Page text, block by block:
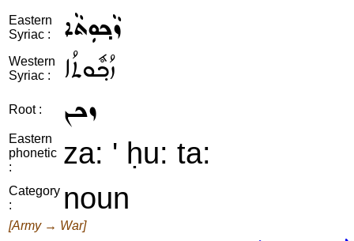
Eastern
Syriac :
ܙܵܟ݂ܘܼܬܵܐ
Western
Syriac :
ܙܳܟ݂ܽܘܬܳܐ
Root : ܙܟܢ
Eastern
phonetic
:
za: ' ḥu: ta:
Category
:
noun
[Army → War]